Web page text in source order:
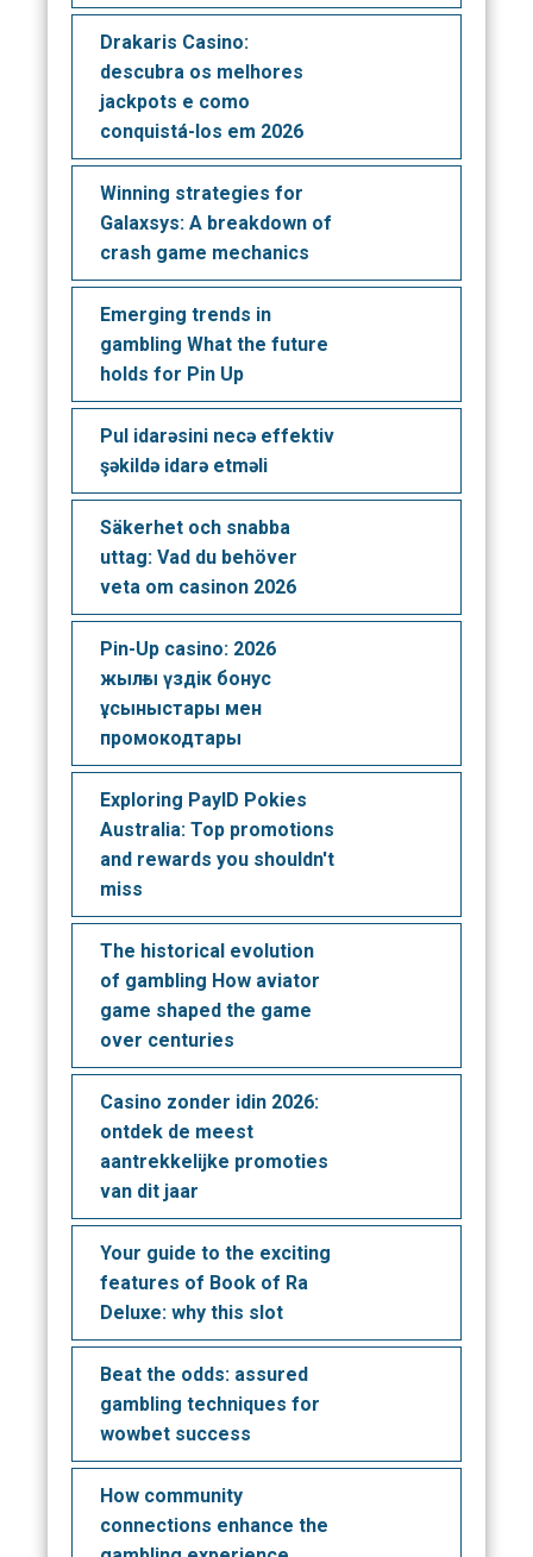
Drakaris Casino:
descubra os melhores
jackpots e como
conquistá-los em 2026
Winning strategies for
Galaxsys: A breakdown of
crash game mechanics
Emerging trends in
gambling What the future
holds for Pin Up
Pul idarəsini necə effektiv
şəkildə idarə etməli
Säkerhet och snabba
uttag: Vad du behöver
veta om casinon 2026
Pin-Up casino: 2026
жылғы үздік бонус
ұсыныстары мен
промокодтары
Exploring PayID Pokies
Australia: Top promotions
and rewards you shouldn't
miss
The historical evolution
of gambling How aviator
game shaped the game
over centuries
Casino zonder idin 2026:
ontdek de meest
aantrekkelijke promoties
van dit jaar
Your guide to the exciting
features of Book of Ra
Deluxe: why this slot
Beat the odds: assured
gambling techniques for
wowbet success
How community
connections enhance the